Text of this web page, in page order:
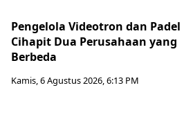
Pengelola Videotron dan Padel
Cihapit Dua Perusahaan yang
Berbeda
Kamis, 6 Agustus 2026, 6:13 PM